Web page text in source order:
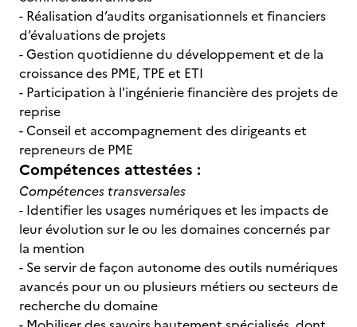
- Réalisation d’audits organisationnels et financiers
d’évaluations de projets
- Gestion quotidienne du développement et de la
croissance des PME, TPE et ETI
- Participation à l'ingénierie financière des projets de
reprise
- Conseil et accompagnement des dirigeants et
repreneurs de PME
Compétences attestées :
Compétences transversales
- Identifier les usages numériques et les impacts de
leur évolution sur le ou les domaines concernés par
la mention
- Se servir de façon autonome des outils numériques
avancés pour un ou plusieurs métiers ou secteurs de
recherche du domaine